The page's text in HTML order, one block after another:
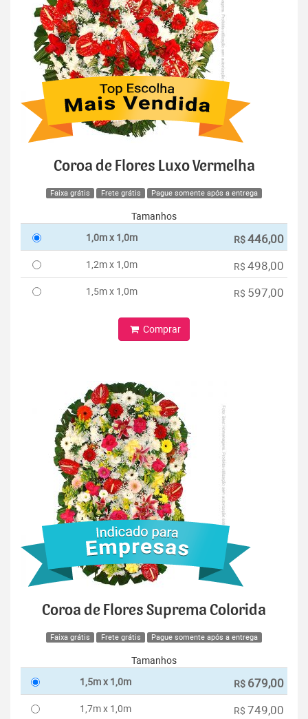
Coroa de Flores Luxo Vermelha
Faixa grátis Frete grátis Pague somente após a entrega
Tamanhos
1,0m x 1,0m
R$446,00
1,2m x 1,0m R$ 498,00
1,5m x 1,0m R$ 597,00
Comprar
Coroa de Flores Suprema Colorida
Faixa grátis Frete grátis Pague somente após a entrega
Tamanhos
1,5m x 1,0m
R$ 679,00
1,7m x 1,0m R$ 749,00